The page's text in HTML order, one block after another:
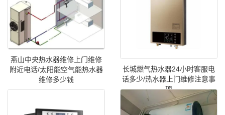
燕山中央热水器维修上门维修
附近电话/太阳能空气能热水器
维修多少钱
长城燃气热水器24小时客服电
话多少/热水器上门维修注意事
项